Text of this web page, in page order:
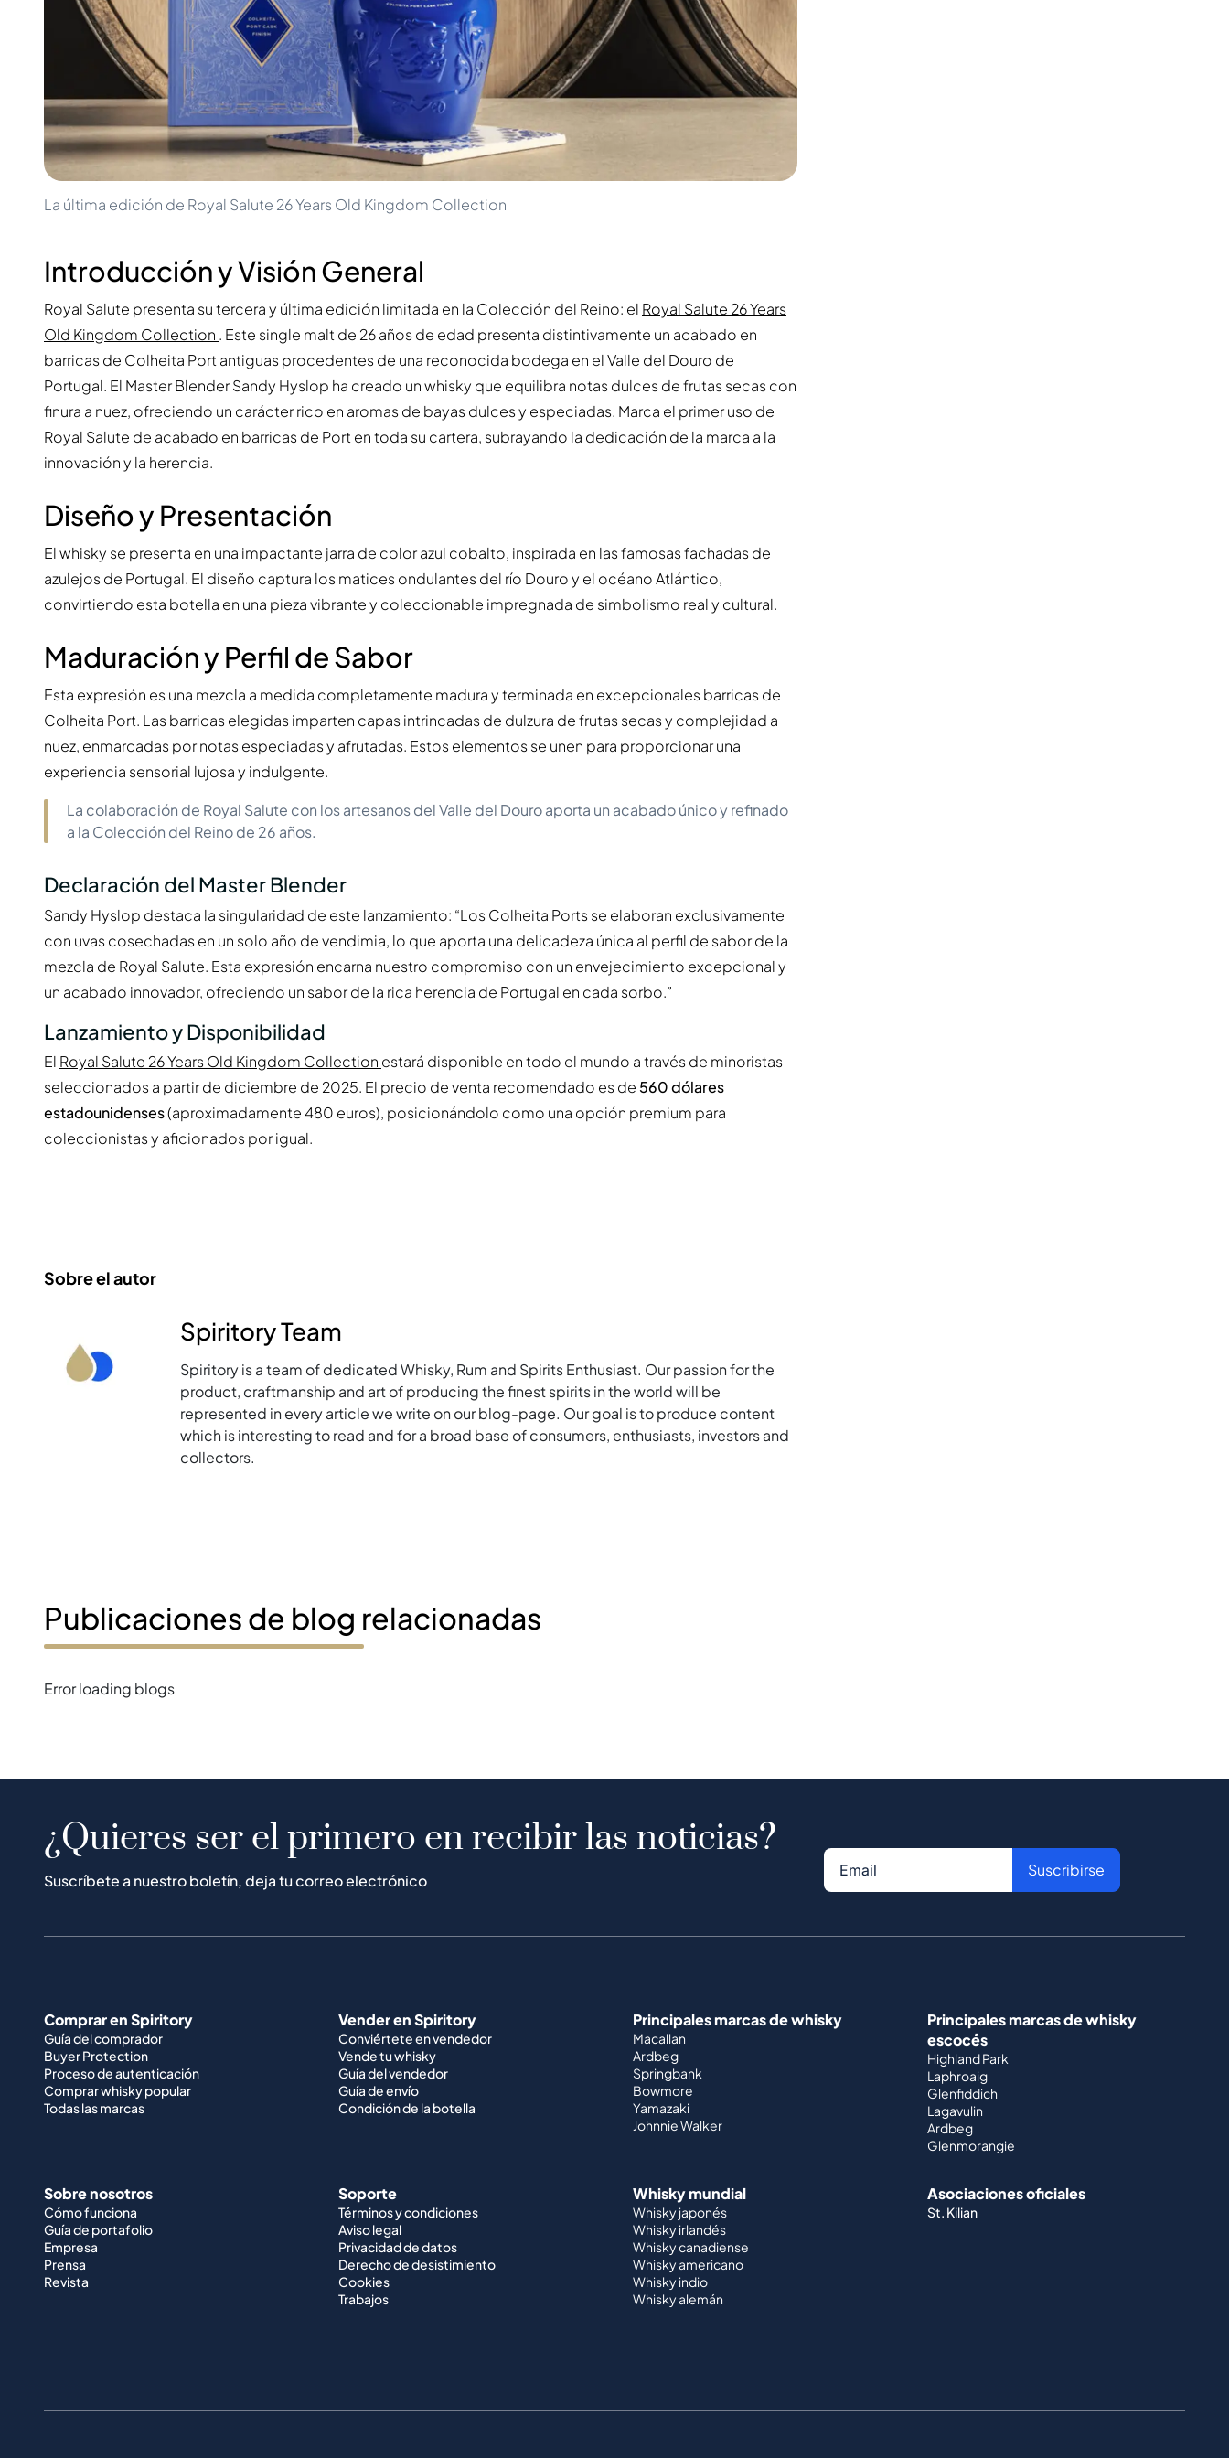
200-500€
Próximos Lanzamientos
Colecciones
Favoritos de Clientes
Raro y Coleccionable
Ediciones Limitadas
Whisky Dulce
Diplomatico
Don Julio
Gin Mare
Mangabeiras
Hennessy
Martell
Monkey 47
Remy Martin
Ron Zacapa
La última edición de Royal Salute 26 Years Old Kingdom Collection
Introducción y Visión General
Royal Salute presenta su tercera y última edición limitada en la Colección del Reino: el Royal Salute 26 Years
Old Kingdom Collection . Este single malt de 26 años de edad presenta distintivamente un acabado en
barricas de Colheita Port antiguas procedentes de una reconocida bodega en el Valle del Douro de
Portugal. El Master Blender Sandy Hyslop ha creado un whisky que equilibra notas dulces de frutas secas con
finura a nuez, ofreciendo un carácter rico en aromas de bayas dulces y especiadas. Marca el primer uso de
Royal Salute de acabado en barricas de Port en toda su cartera, subrayando la dedicación de la marca a la
innovación y la herencia.
Diseño y Presentación
El whisky se presenta en una impactante jarra de color azul cobalto, inspirada en las famosas fachadas de
azulejos de Portugal. El diseño captura los matices ondulantes del río Douro y el océano Atlántico,
convirtiendo esta botella en una pieza vibrante y coleccionable impregnada de simbolismo real y cultural.
Maduración y Perfil de Sabor
Esta expresión es una mezcla a medida completamente madura y terminada en excepcionales barricas de
Colheita Port. Las barricas elegidas imparten capas intrincadas de dulzura de frutas secas y complejidad a
nuez, enmarcadas por notas especiadas y afrutadas. Estos elementos se unen para proporcionar una
experiencia sensorial lujosa y indulgente.
La colaboración de Royal Salute con los artesanos del Valle del Douro aporta un acabado único y refinado
a la Colección del Reino de 26 años.
Declaración del Master Blender
Sandy Hyslop destaca la singularidad de este lanzamiento: “Los Colheita Ports se elaboran exclusivamente
con uvas cosechadas en un solo año de vendimia, lo que aporta una delicadeza única al perfil de sabor de la
mezcla de Royal Salute. Esta expresión encarna nuestro compromiso con un envejecimiento excepcional y
un acabado innovador, ofreciendo un sabor de la rica herencia de Portugal en cada sorbo.”
Lanzamiento y Disponibilidad
El Royal Salute 26 Years Old Kingdom Collection estará disponible en todo el mundo a través de minoristas
seleccionados a partir de diciembre de 2025. El precio de venta recomendado es de 560 dólares
estadounidenses(aproximadamente 480 euros), posicionándolo como una opción premium para
coleccionistas y aficionados por igual.
Sobre el autor
Spiritory Team
Spiritory is a team of dedicated Whisky, Rum and Spirits Enthusiast. Our passion for the
product, craftmanship and art of producing the finest spirits in the world will be
represented in every article we write on our blog-page. Our goal is to produce content
which is interesting to read and for a broad base of consumers, enthusiasts, investors and
collectors.
Publicaciones de blog relacionadas
Error loading blogs
¿Quieres ser el primero en recibir las noticias?
Suscríbete a nuestro boletín, deja tu correo electrónico
Suscribirse
Comprar en Spiritory
Guía del comprador
Buyer Protection
Proceso de autenticación
Comprar whisky popular
Todas las marcas
Vender en Spiritory
Conviértete en vendedor
Vende tu whisky
Guía del vendedor
Guía de envío
Condición de la botella
Principales marcas de whisky
Macallan
Ardbeg
Springbank
Bowmore
Yamazaki
Johnnie Walker
Principales marcas de whisky
escocés
Highland Park
Laphroaig
Glenfiddich
Lagavulin
Ardbeg
Glenmorangie
Sobre nosotros
Cómo funciona
Guía de portafolio
Empresa
Prensa
Revista
Soporte
Términos y condiciones
Aviso legal
Privacidad de datos
Derecho de desistimiento
Cookies
Trabajos
Whisky mundial
Whisky japonés
Whisky irlandés
Whisky canadiense
Whisky americano
Whisky indio
Whisky alemán
Asociaciones oficiales
St. Kilian